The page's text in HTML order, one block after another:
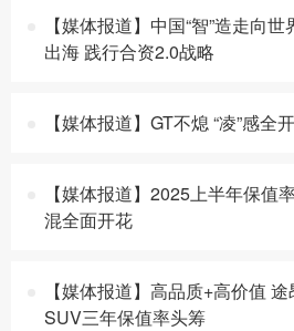
【媒体报道】中国“智”造走向
出海 践行合资2.0战略
【媒体报道】GT不熄 “凌”感全
【媒体报道】2025上半年保值
混全面开花
【媒体报道】高品质+高价值
SUV三年保值率头筹